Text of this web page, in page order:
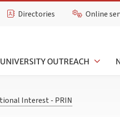
Directories Online
UNIVERSITY OUTREACH
Interest - PRIN